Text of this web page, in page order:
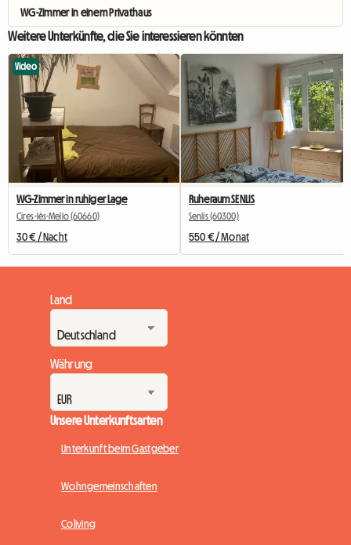
WG-Zimmer in einem Privathaus
Weitere Unterkünfte, die Sie interessieren könnten
Video
WG-Zimmer in ruhiger Lage
Cires-lès-Mello (60660)
30 € / Nacht
Ruheraum SENLIS
Senlis (60300)
550 € / Monat
Land
Währung
Unsere Unterkunftsarten
Unterkunft beim Gastgeber
Wohngemeinschaften
Coliving